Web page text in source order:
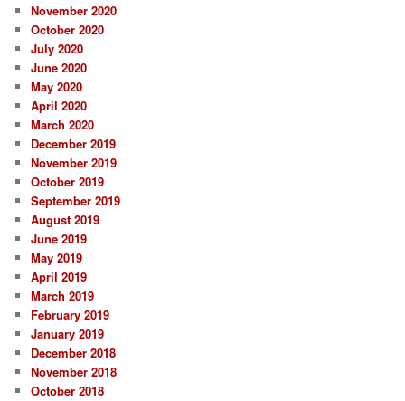
November 2020
October 2020
July 2020
June 2020
May 2020
April 2020
March 2020
December 2019
November 2019
October 2019
September 2019
August 2019
June 2019
May 2019
April 2019
March 2019
February 2019
January 2019
December 2018
November 2018
October 2018